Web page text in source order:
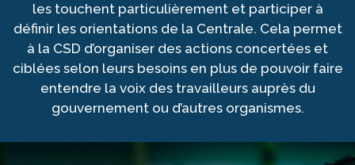
les touchent particulièrement et participer à
définir les orientations de la Centrale. Cela permet
à la CSD d’organiser des actions concertées et
ciblées selon leurs besoins en plus de pouvoir faire
entendre la voix des travailleurs auprès du
gouvernement ou d’autres organismes.